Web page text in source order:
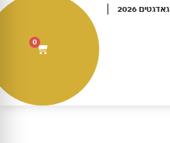
גאדגטים 2026
0